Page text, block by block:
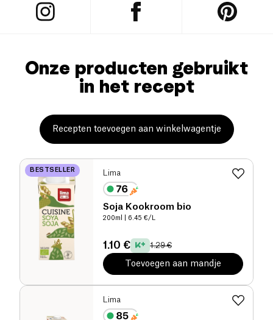
Onze producten gebruikt
in het recept
Recepten toevoegen aan winkelwagentje
BESTSELLER Lima
Soja Kookroom bio
200ml | 6.45 €/L
1.10 € 1.29 €
Toevoegen aan mandje
Lima